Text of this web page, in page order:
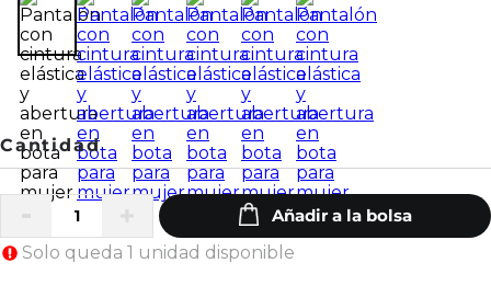
Solo queda 1 unidad disponible